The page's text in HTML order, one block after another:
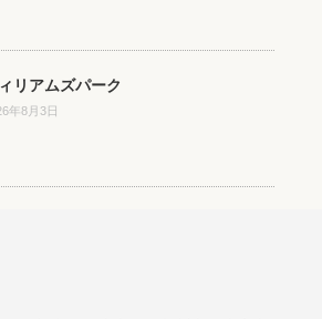
リアムズパーク
年8月3日